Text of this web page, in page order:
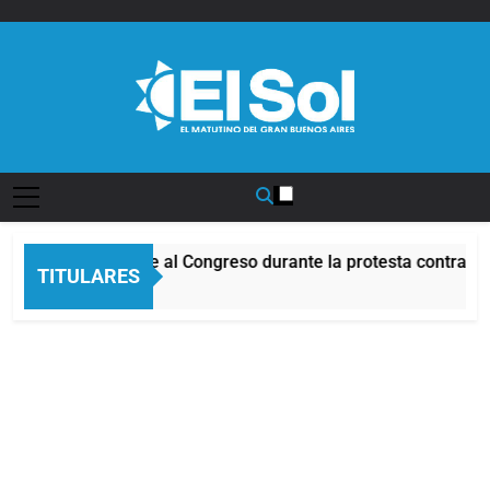
TITULARES
frente al Congreso durante la protesta contra la Ley
Atrás